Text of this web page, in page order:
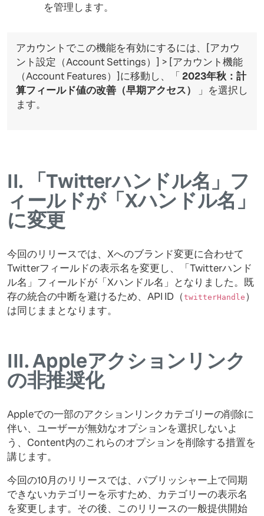
を管理します。
アカウントでこの機能を有効にするには、[アカウ
ント設定（Account Settings）] > [アカウント機能
（Account Features）]に移動し、「 2023年秋：計
算フィールド値の改善（早期アクセス）
」を選択し
ます。
II. 「Twitterハンドル名」フ
ィールドが「Xハンドル名」
に変更
今回のリリースでは、Xへのブランド変更に合わせて
Twitterフィールドの表示名を変更し、「Twitterハンド
ル名」フィールドが「Xハンドル名」となりました。既
存の統合の中断を避けるため、API ID（twitterHandle ）
は同じままとなります。
III.Appleアクションリンク
の非推奨化
Appleでの一部のアクションリンクカテゴリーの削除に
伴い、ユーザーが無効なオプションを選択しないよ
う、Content内のこれらのオプションを削除する措置を
講じます。
今回の10月のリリースでは、パブリッシャー上で同期
できないカテゴリーを示すため、カテゴリーの表示名
を変更します。その後、このリリースの一般提供開始